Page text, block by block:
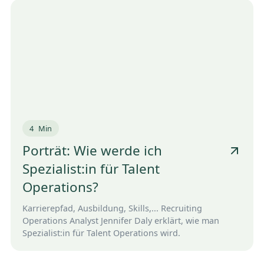
4 Min
Porträt: Wie werde ich
Spezialist:in für Talent
Operations?
Karrierepfad, Ausbildung, Skills,... Recruiting
Operations Analyst Jennifer Daly erklärt, wie man
Spezialist:in für Talent Operations wird.